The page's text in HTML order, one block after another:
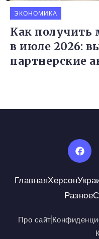
ЭКОНОМИКА
Как
в июле 2026:
партнерские
ГлавнаяХерсон
Разное
Про сайт